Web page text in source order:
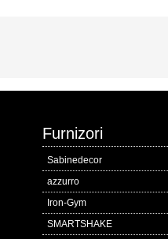
Furnizori
Sabinedecor
azzurro
Iron-Gym
SMARTSHAKE